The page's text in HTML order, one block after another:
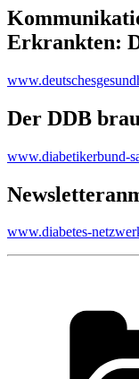
Erkrankten:
Der DDB
www.diabetikerbund-
www.diabetes-